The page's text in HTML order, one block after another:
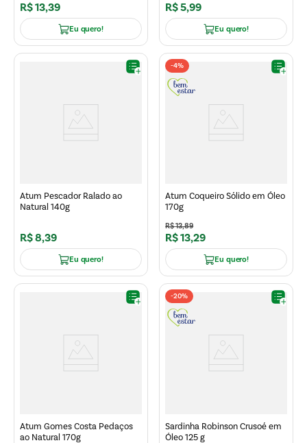
R$13,39
Eu quero!
R$5,99
Eu quero!
Atum Pescador Ralado ao
Natural 140g
R$8,39
Eu quero!
-4%
Atum Coqueiro Sólido em Óleo
170g
R$13,89
R$13,29
Eu quero!
Atum Gomes Costa Pedaços
ao Natural 170g
-20%
Sardinha Robinson Crusoé em
Óleo 125 g